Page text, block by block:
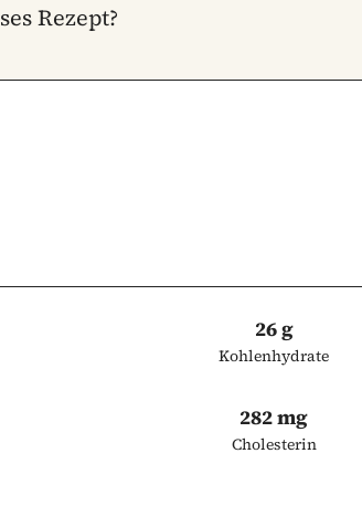
Rezept?
26 g
Kohlenhydrate
282 mg
Cholesterin